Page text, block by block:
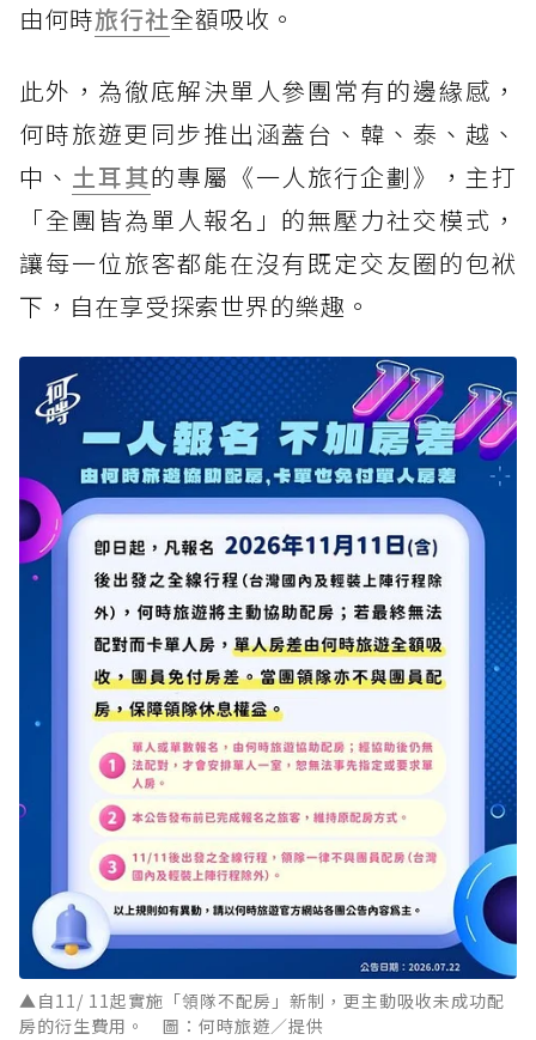
由何時旅行社全額吸收。
此外，為徹底解決單人參團常有的邊緣感，
何時旅遊更同步推出涵蓋台、韓、泰、越、
中、 土耳其的專屬《一人旅行企劃》，主打
「全團皆為單人報名」的無壓力社交模式，
讓每一位旅客都能在沒有既定交友圈的包袱
下，自在享受探索世界的樂趣。
▲自11/ 11起實施「領隊不配房」新制，更主動吸收未成功配
房的衍生費用。 圖：何時旅遊／提供